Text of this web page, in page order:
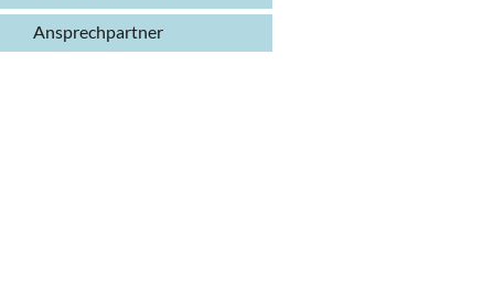
Ansprechpartner